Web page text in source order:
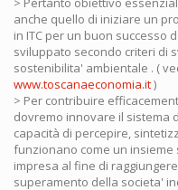
anche quello di iniziare un
in ITC per un buon successo
sviluppato secondo criteri di
sostenibilita' ambientale . (
www.toscanaeconomia.it)
> Per contribuire
dovremo innovare il sistema
capacità di percepire,
funzionano come un
impresa al fine di
superamento della societa'